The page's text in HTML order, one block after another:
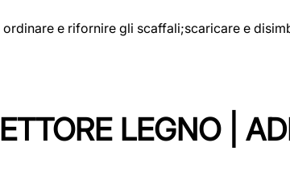
e rifornire gli scaffali;scaricare e
LEGNO |